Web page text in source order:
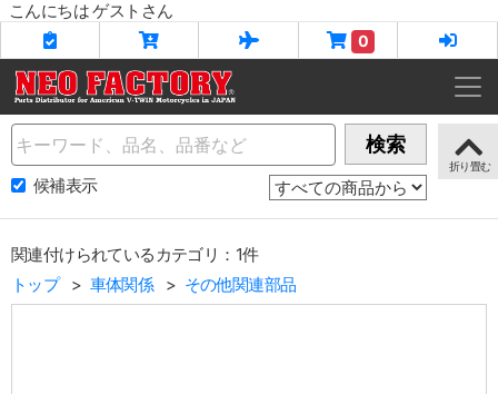
こんにちは ゲストさん
0
Name 検索
候補表示
関連付けられているカテゴリ：1件
トップ
車体関係 その他関連部品